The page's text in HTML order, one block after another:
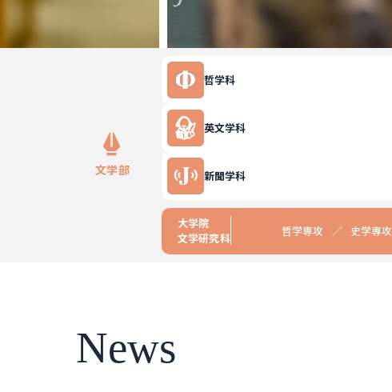
文学部
哲学科
英文学科
新聞学科
大学院
文学研究科
哲学専攻 史学専攻
News